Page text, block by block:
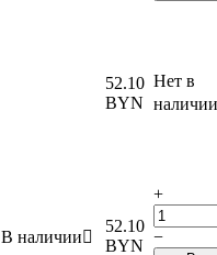
52.10
BYN
Нет в
наличии
В наличии
52.10
BYN
+
−